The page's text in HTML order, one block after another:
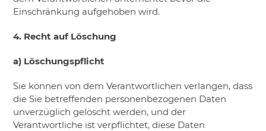
Einschränkung aufgehoben wird.
4. Recht auf Löschung
a) Löschungspflicht
Sie können von dem Verantwortlichen verlangen, dass
die Sie betreffenden personenbezogenen Daten
unverzüglich gelöscht werden, und der
Verantwortliche ist verpflichtet, diese Daten